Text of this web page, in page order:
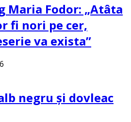
Maria Fodor: „Atâta
fi nori pe cer,
va exista”
negru și dovleac